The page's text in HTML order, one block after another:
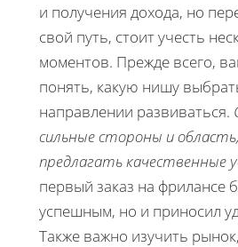
и получения дохода, но
свой путь, стоит учесть
моментов. Прежде всего,
понять, какую нишу
направлении развиваться.
сильные стороны и
предлагать качественные
первый заказ на фрилансе
успешным, но и приносил
Также важно изучить